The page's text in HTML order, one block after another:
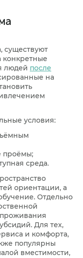
существуют
конкретные
людей после
на
условия:
проёмы;
среда.
ориентации, а
Отдельно
проживания
Для тех,
и комфорта,
популярны
вместимости,